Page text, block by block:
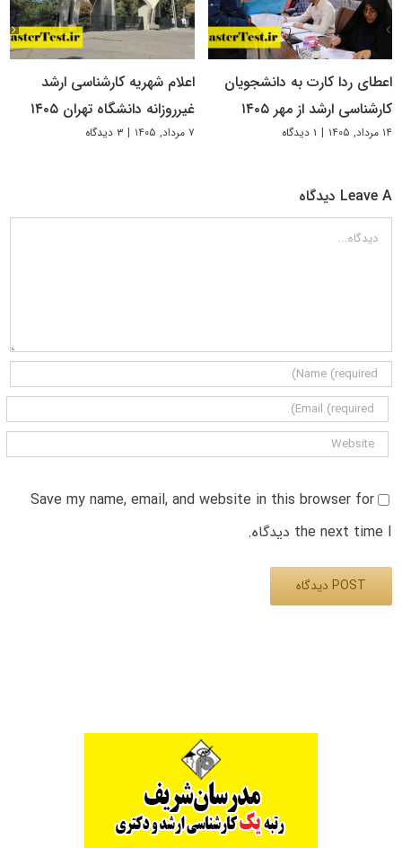
اعطای ردا کارت به دانشجویان
کارشناسی ارشد از مهر ۱۴۰۵
۱۴ مرداد, ۱۴۰۵ | ۱ دیدگاه
اعلام شهریه کارشناسی ارشد
غیرروزانه دانشگاه تهران ۱۴۰۵
۷ مرداد, ۱۴۰۵ | ۳ دیدگاه
Leave A دیدگاه
دیدگاه
Save my name, email, and website in this browser for
the next time I دیدگاه.